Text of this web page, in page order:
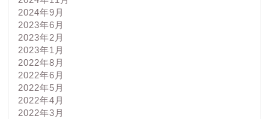
2024年9月
2023年6月
2023年2月
2023年1月
2022年8月
2022年6月
2022年5月
2022年4月
2022年3月